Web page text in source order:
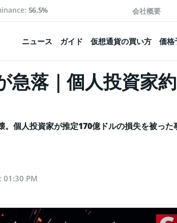
56.5% 会社概要
ニュース ガイド 仮想通貨の買い方 価格
急落｜個人投資家約
個人投資家が推定170億ドルの損失を被った
01:30 PM